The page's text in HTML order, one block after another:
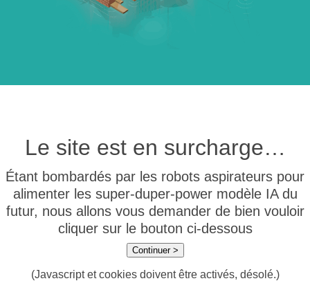
Le site est en surcharge…
Étant bombardés par les robots aspirateurs pour
alimenter les super-duper-power modèle IA du
futur, nous allons vous demander de bien vouloir
cliquer sur le bouton ci-dessous
Continuer >
(Javascript et cookies doivent être activés, désolé.)